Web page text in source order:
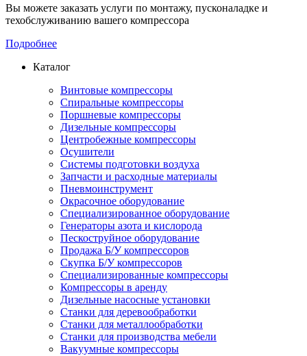
Вы можете заказать услуги по монтажу, пусконаладке и
техобслуживанию вашего компрессора
Подробнее
Каталог
Винтовые компрессоры
Спиральные компрессоры
Поршневые компрессоры
Дизельные компрессоры
Центробежные компрессоры
Осушители
Системы подготовки воздуха
Запчасти и расходные материалы
Пневмоинструмент
Окрасочное оборудование
Специализированное оборудование
Генераторы азота и кислорода
Пескоструйное оборудование
Продажа Б/У компрессоров
Скупка Б/У компрессоров
Специализированные компрессоры
Компрессоры в аренду
Дизельные насосные установки
Станки для деревообработки
Станки для металлообработки
Станки для производства мебели
Вакуумные компрессоры